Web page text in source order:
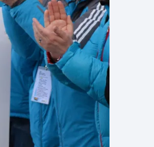
Triatlon
Veslování
Vodní slalom
Volejbal
Ostatní